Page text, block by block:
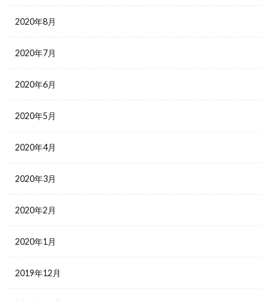
2020年8月
2020年7月
2020年6月
2020年5月
2020年4月
2020年3月
2020年2月
2020年1月
2019年12月